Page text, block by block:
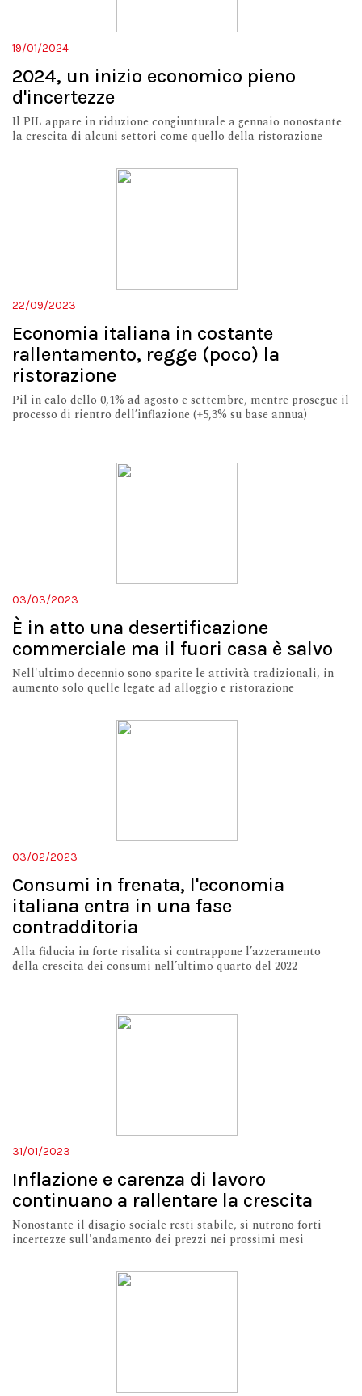
19/01/2024
2024, un inizio economico pieno
d'incertezze
Il PIL appare in riduzione congiunturale a gennaio nonostante
la crescita di alcuni settori come quello della ristorazione
22/09/2023
Economia italiana in costante
rallentamento, regge (poco) la
ristorazione
Pil in calo dello 0,1% ad agosto e settembre, mentre prosegue il
processo di rientro dell’inflazione (+5,3% su base annua)
03/03/2023
È in atto una desertificazione
commerciale ma il fuori casa è salvo
Nell'ultimo decennio sono sparite le attività tradizionali, in
aumento solo quelle legate ad alloggio e ristorazione
03/02/2023
Consumi in frenata, l'economia
italiana entra in una fase
contradditoria
Alla fiducia in forte risalita si contrappone l’azzeramento
della crescita dei consumi nell’ultimo quarto del 2022
31/01/2023
Inflazione e carenza di lavoro
continuano a rallentare la crescita
Nonostante il disagio sociale resti stabile, si nutrono forti
incertezze sull'andamento dei prezzi nei prossimi mesi